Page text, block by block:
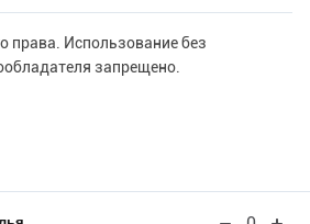
права. Использование без
запрещено.